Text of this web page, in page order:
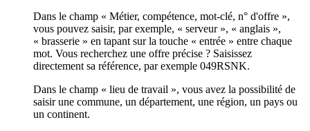
Dans le champ « Métier, compétence, mot-clé, n° d'offre »,
vous pouvez saisir, par exemple, « serveur », « anglais »,
« brasserie » en tapant sur la touche « entrée » entre chaque
mot. Vous recherchez une offre précise ? Saisissez
directement sa référence, par exemple 049RSNK.
Dans le champ « lieu de travail », vous avez la possibilité de
saisir une commune, un département, une région, un pays ou
un continent.